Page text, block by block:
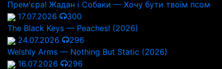
Прем'єра! Жадан і Собаки — Хочу бути твоїм псом
17.07.2026
300
The Black Keys — Peaches! (2026)
24.07.2026
296
Welshly Arms — Nothing But Static (2026)
16.07.2026
296